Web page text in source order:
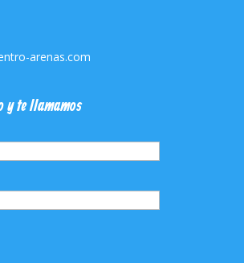
arenas.com
y te llamamos